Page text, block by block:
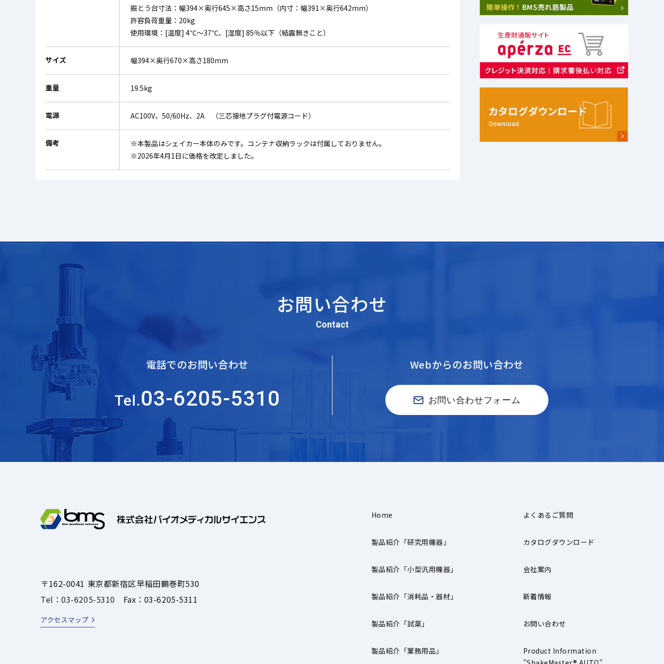
振とう台寸法：幅394×奥行645×高さ15mm（内寸：幅391×奥行642mm）
許容負荷重量：20kg
使用環境：[温度] 4℃～37℃、[湿度] 85％以下（結露無きこと）
サイズ 幅394×奥行670×高さ180mm
重量 19.5kg
電源 AC100V、50/60Hz、2A （三芯接地プラグ付電源コード）
備考
※本製品はシェイカー本体のみです。コンテナ収納ラックは付属しておりません。
※2026年4月1日に価格を改定しました。
お問い合わせ
Contact
電話でのお問い合わせ
Tel.03-6205-5310
Webからのお問い合わせ
お問い合わせフォーム
〒162-0041 東京都新宿区早稲田鶴巻町530
Tel：03-6205-5310 Fax：03-6205-5311
アクセスマップ
Home
製品紹介「研究用機器」
製品紹介「小型汎用機器」
製品紹介「消耗品・器材」
製品紹介「試薬」
製品紹介「業務用品」
よくあるご質問
カタログダウンロード
会社案内
新着情報
お問い合わせ
Product Information